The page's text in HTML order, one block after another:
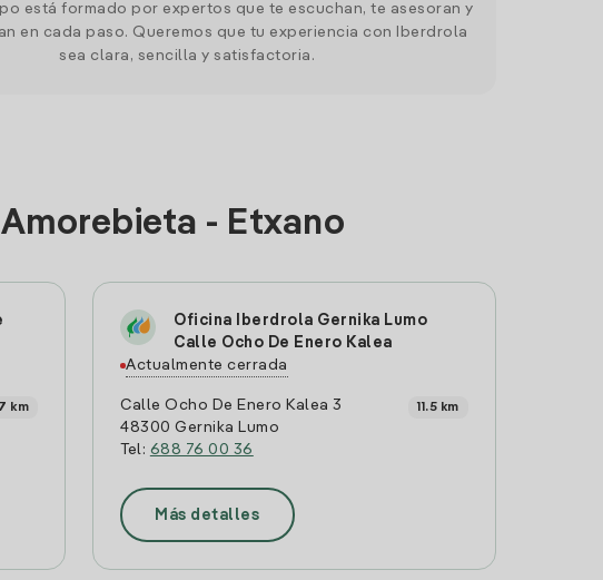
está formado por expertos que te escuchan, te asesoran y
en cada paso. Queremos que tu experiencia con Iberdrola
sea clara, sencilla y satisfactoria.
- Etxano
km
Oficina Iberdrola Gernika Lumo
Calle Ocho De Enero Kalea
Actualmente cerrada
Calle Ocho De Enero Kalea 3
48300 Gernika Lumo
Tel: 688 76 00 36
11.5 km
Más detalles